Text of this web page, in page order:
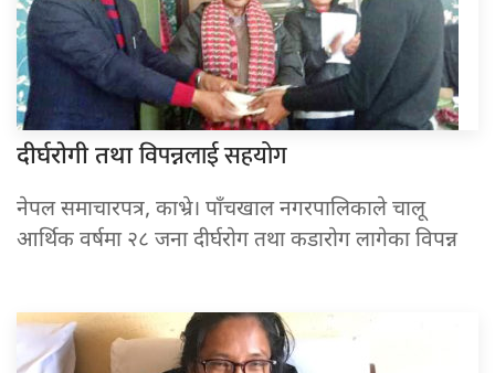
दीर्घरोगी तथाविपन्नलाई सहयोग
नेपल समाचारपत्र, काभ्रे। पाँचखाल नगरपालिकाले चालू
आर्थिक वर्षमा २८ जना दीर्घरोग तथा कडारोग लागेका विपन्न